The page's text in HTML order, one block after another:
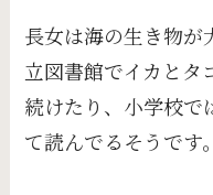
長女は海の生き物が
立図書館でイカとタ
続けたり、小学校で
て読んでるそうです。